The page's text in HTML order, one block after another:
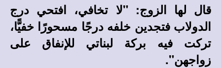
قال لها الزوج: "لا تخافي، افتحي درج
الدولاب فتجدين خلفه درجًا مسحورًا خفيًّا،
تركت فيه بركة لبناتي للإنفاق على
زواجهن".